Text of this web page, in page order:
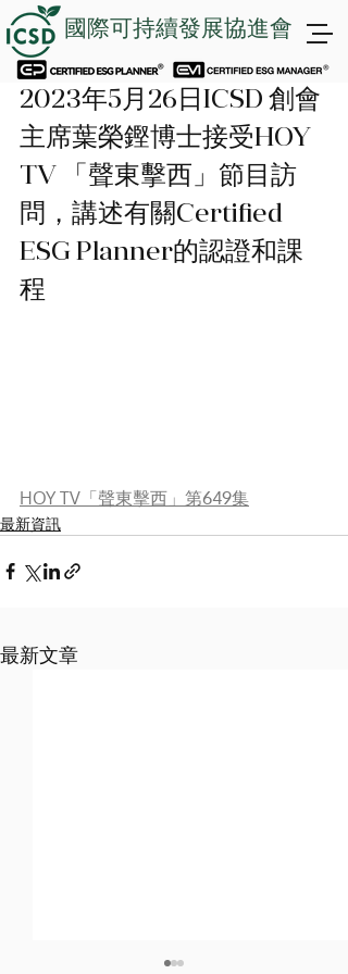
國際可持續發展協進會
2023年5月26日ICSD 創會
主席葉榮鏗博士接受HOY
TV 「聲東擊西」節目訪
問，講述有關Certified
ESG Planner的認證和課
程
HOY TV「聲東擊西」第649集
最新資訊
最新文章